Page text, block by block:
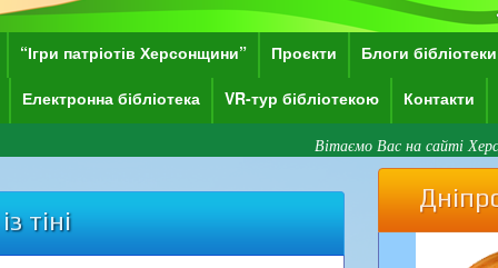
“Ігри патріотів Херсонщини” Проєкти Блоги бібліотеки
Електронна бібліотека VR-тур бібліотекою Контакти
Вітаємо Вас на сайті Херсонської
тіні